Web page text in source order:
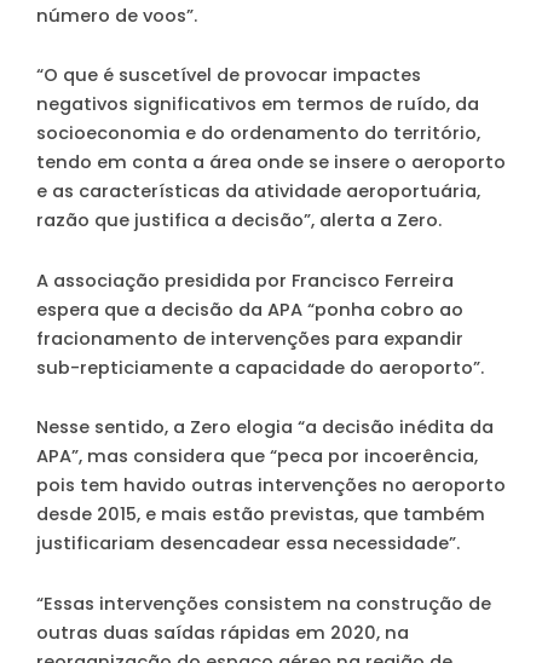
número de voos”.
“O que é suscetível de provocar impactes
negativos significativos em termos de ruído, da
socioeconomia e do ordenamento do território,
tendo em conta a área onde se insere o aeroporto
e as características da atividade aeroportuária,
razão que justifica a decisão”, alerta a Zero.
A associação presidida por Francisco Ferreira
espera que a decisão da APA “ponha cobro ao
fracionamento de intervenções para expandir
sub-repticiamente a capacidade do aeroporto”.
Nesse sentido, a Zero elogia “a decisão inédita da
APA”, mas considera que “peca por incoerência,
pois tem havido outras intervenções no aeroporto
desde 2015, e mais estão previstas, que também
justificariam desencadear essa necessidade”.
“Essas intervenções consistem na construção de
outras duas saídas rápidas em 2020, na